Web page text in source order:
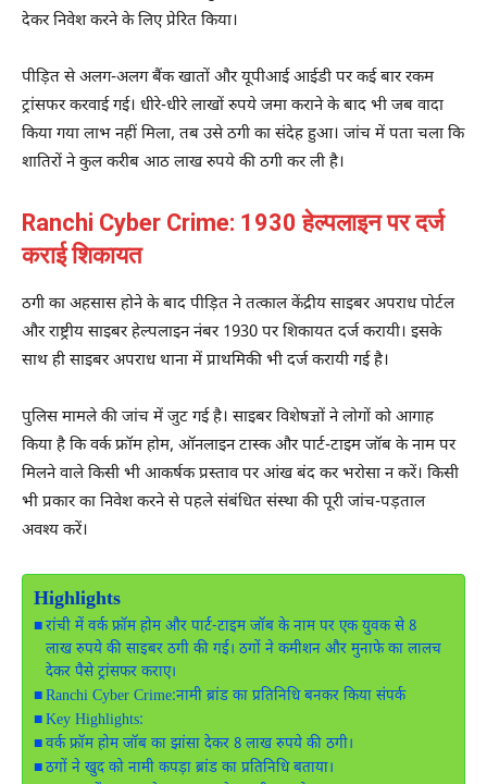
देकर निवेश करने के लिए प्रेरित किया।
पीड़ित से अलग-अलग बैंक खातों और यूपीआई आईडी पर कई बार रकम
ट्रांसफर करवाई गई। धीरे-धीरे लाखों रुपये जमा कराने के बाद भी जब वादा
किया गया लाभ नहीं मिला, तब उसे ठगी का संदेह हुआ। जांच में पता चला कि
शातिरों ने कुल करीब आठ लाख रुपये की ठगी कर ली है।
Ranchi Cyber Crime: 1930 हेल्पलाइन पर दर्ज
कराई शिकायत
ठगी का अहसास होने के बाद पीड़ित ने तत्काल केंद्रीय साइबर अपराध पोर्टल
और राष्ट्रीय साइबर हेल्पलाइन नंबर 1930 पर शिकायत दर्ज करायी। इसके
साथ ही साइबर अपराध थाना में प्राथमिकी भी दर्ज करायी गई है।
पुलिस मामले की जांच में जुट गई है। साइबर विशेषज्ञों ने लोगों को आगाह
किया है कि वर्क फ्रॉम होम, ऑनलाइन टास्क और पार्ट-टाइम जॉब के नाम पर
मिलने वाले किसी भी आकर्षक प्रस्ताव पर आंख बंद कर भरोसा न करें। किसी
भी प्रकार का निवेश करने से पहले संबंधित संस्था की पूरी जांच-पड़ताल
अवश्य करें।
Highlights
रांची में वर्क फ्रॉम होम और पार्ट-टाइम जॉब के नाम पर एक युवक से 8
लाख रुपये की साइबर ठगी की गई। ठगों ने कमीशन और मुनाफे का लालच
देकर पैसे ट्रांसफर कराए।
Ranchi Cyber Crime:नामी ब्रांड का प्रतिनिधि बनकर किया संपर्क
Key Highlights:
वर्क फ्रॉम होम जॉब का झांसा देकर 8 लाख रुपये की ठगी।
ठगों ने खुद को नामी कपड़ा ब्रांड का प्रतिनिधि बताया।